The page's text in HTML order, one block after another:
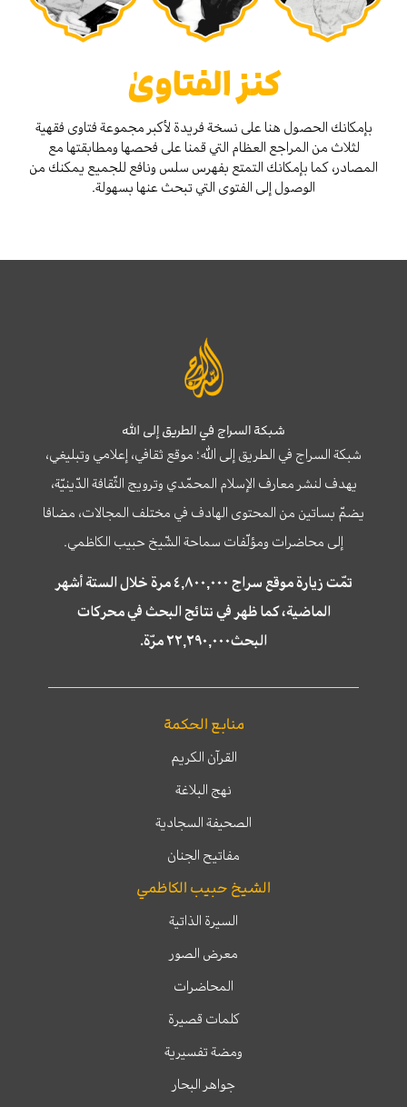
كنز الفتاوىٰ
بإمكانك الحصول هنا على نسخة فريدة لأكبر مجموعة فتاوى فقهية
لثلاث من المراجع العظام التي قمنا على فحصها ومطابقتها مع
المصادر، كما بإمكانك التمتع بفهرس سلس ونافع للجميع يمكنك من
الوصول إلى الفتوى التي تبحث عنها بسهولة.
شبكة السراج في الطريق إلى الله
شبكة السراج في الطريق إلى الله؛ موقع ثقافي، إعلامي وتبليغي،
يهدف لنشر معارف الإسلام المحمّدي وترويج الثّقافة الدّينيّة،
يضمّ بساتين من المحتوى الهادف في مختلف المجالات، مضافا
إلى محاضرات ومؤلّفات سماحة الشّيخ حبيب الكاظمي.
تمّت زيارة موقع سراج ٤,٨٠٠,٠٠٠ مرة خلال الستة أشهر
الماضية، كما ظهر في نتائج البحث في محركات
البحث٢٢,٢٩٠,٠٠٠ مرّة.
منابع الحكمة
القرآن الكريم
نهج البلاغة
الصحيفة السجادية
مفاتيح الجنان
الشيخ حبيب الكاظمي
السيرة الذاتية
معرض الصور
المحاضرات
كلمات قصيرة
ومضة تفسيرية
جواهر البحار